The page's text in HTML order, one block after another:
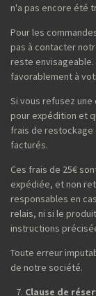
n'a pas encore été
Pour les
pas à contacter
reste
favorablement à
Si vous refusez
pour expédition et
frais de
facturés.
Ces frais de 25€
expédiée, et non
responsables en
relais, ni si le
instructions
Toute erreur
de notre société.
Clause de